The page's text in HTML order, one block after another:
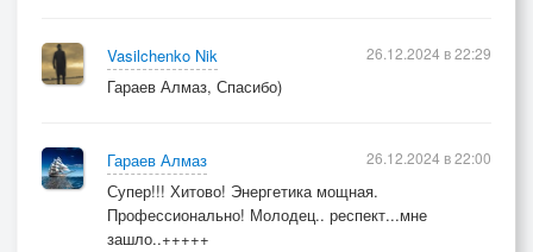
Vasilchenko Nik
Гараев Алмаз, Спасибо)
26.12.2024 в 22:29
Гараев Алмаз
Супер!!! Хитово! Энергетика мощная.
Профессионально! Молодец.. респект...мне
зашло..+++++
26.12.2024 в 22:00